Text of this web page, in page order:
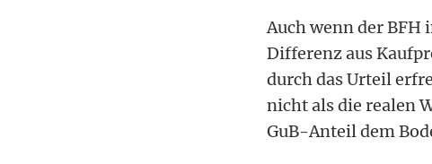
Auch wenn der BFH
Differenz aus
durch das Urteil
nicht als die realen
GuB-Anteil dem